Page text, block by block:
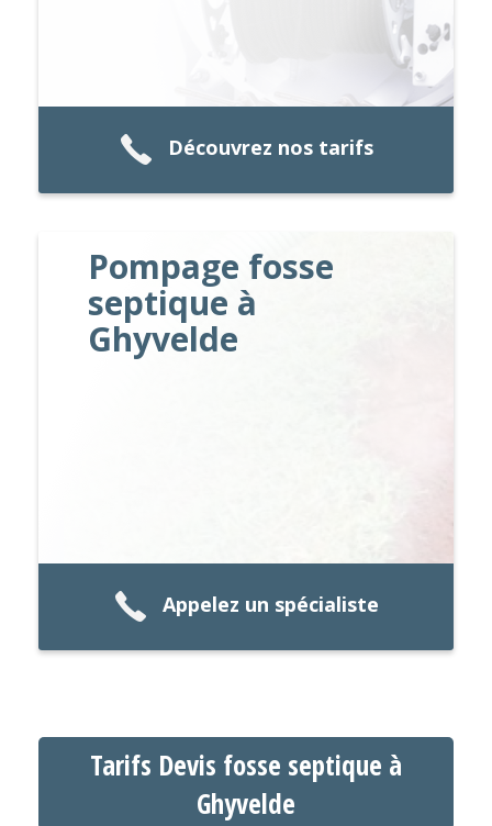
Découvrez nos tarifs
Pompage fosse
septique à
Ghyvelde
Appelez un spécialiste
Tarifs Devis fosse septique à
Ghyvelde